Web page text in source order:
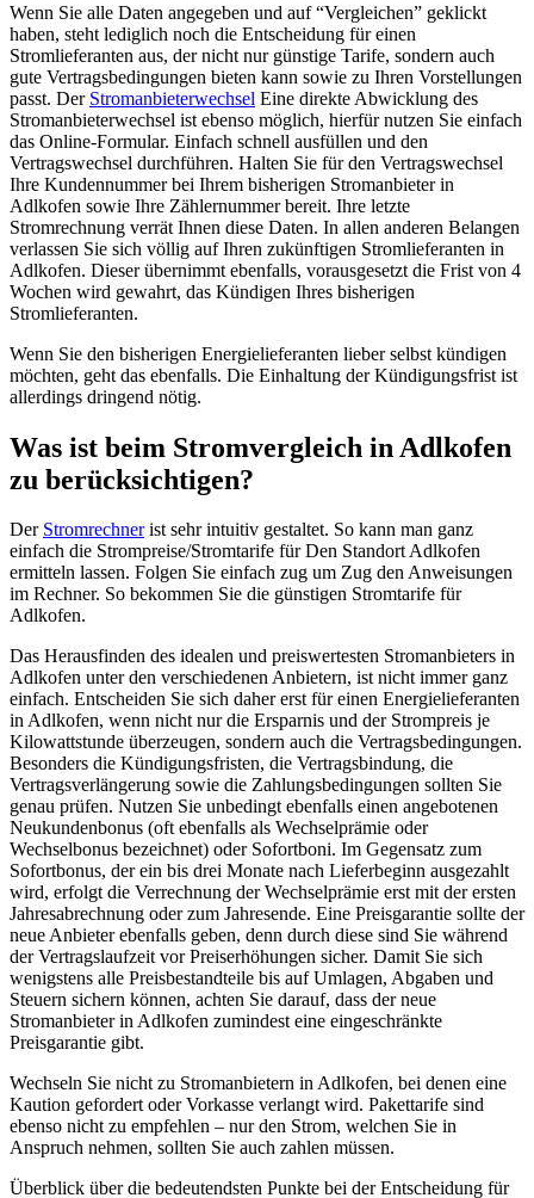
Wenn Sie alle Daten angegeben und auf “Vergleichen” geklickt
haben, steht lediglich noch die Entscheidung für einen
Stromlieferanten aus, der nicht nur günstige Tarife, sondern auch
gute Vertragsbedingungen bieten kann sowie zu Ihren Vorstellungen
passt. Der Stromanbieterwechsel Eine direkte Abwicklung des
Stromanbieterwechsel ist ebenso möglich, hierfür nutzen Sie einfach
das Online-Formular. Einfach schnell ausfüllen und den
Vertragswechsel durchführen. Halten Sie für den Vertragswechsel
Ihre Kundennummer bei Ihrem bisherigen Stromanbieter in
Adlkofen sowie Ihre Zählernummer bereit. Ihre letzte
Stromrechnung verrät Ihnen diese Daten. In allen anderen Belangen
verlassen Sie sich völlig auf Ihren zukünftigen Stromlieferanten in
Adlkofen. Dieser übernimmt ebenfalls, vorausgesetzt die Frist von 4
Wochen wird gewahrt, das Kündigen Ihres bisherigen
Stromlieferanten.
Wenn Sie den bisherigen Energielieferanten lieber selbst kündigen
möchten, geht das ebenfalls. Die Einhaltung der Kündigungsfrist ist
allerdings dringend nötig.
Was ist beim Stromvergleich in Adlkofen
zu berücksichtigen?
Der Stromrechnerist sehr intuitiv gestaltet. So kann man ganz
einfach die Strompreise/Stromtarife für Den Standort Adlkofen
ermitteln lassen. Folgen Sie einfach zug um Zug den Anweisungen
im Rechner. So bekommen Sie die günstigen Stromtarife für
Adlkofen.
Das Herausfinden des idealen und preiswertesten Stromanbieters in
Adlkofen unter den verschiedenen Anbietern, ist nicht immer ganz
einfach. Entscheiden Sie sich daher erst für einen Energielieferanten
in Adlkofen, wenn nicht nur die Ersparnis und der Strompreis je
Kilowattstunde überzeugen, sondern auch die Vertragsbedingungen.
Besonders die Kündigungsfristen, die Vertragsbindung, die
Vertragsverlängerung sowie die Zahlungsbedingungen sollten Sie
genau prüfen. Nutzen Sie unbedingt ebenfalls einen angebotenen
Neukundenbonus (oft ebenfalls als Wechselprämie oder
Wechselbonus bezeichnet) oder Sofortboni. Im Gegensatz zum
Sofortbonus, der ein bis drei Monate nach Lieferbeginn ausgezahlt
wird, erfolgt die Verrechnung der Wechselprämie erst mit der ersten
Jahresabrechnung oder zum Jahresende. Eine Preisgarantie sollte der
neue Anbieter ebenfalls geben, denn durch diese sind Sie während
der Vertragslaufzeit vor Preiserhöhungen sicher. Damit Sie sich
wenigstens alle Preisbestandteile bis auf Umlagen, Abgaben und
Steuern sichern können, achten Sie darauf, dass der neue
Stromanbieter in Adlkofen zumindest eine eingeschränkte
Preisgarantie gibt.
Wechseln Sie nicht zu Stromanbietern in Adlkofen, bei denen eine
Kaution gefordert oder Vorkasse verlangt wird. Pakettarife sind
ebenso nicht zu empfehlen – nur den Strom, welchen Sie in
Anspruch nehmen, sollten Sie auch zahlen müssen.
Überblick über die bedeutendsten Punkte bei der Entscheidung für